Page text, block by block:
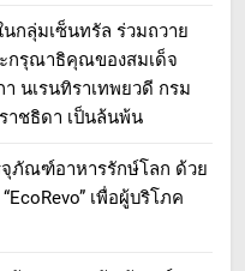
กลุ่มเซ็นทรัล ร่วมถวาย
กรุณาธิคุณของสมเด็จ
นเรนทิราเทพยวดี กรม
าชธิดา เป็นล้นพ้น
ภัณฑ์อาหารรักษ์โลก ด้วย
เพื่อผู้บริโภค